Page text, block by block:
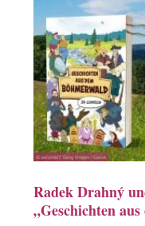
Radek Drahný
„Geschichten